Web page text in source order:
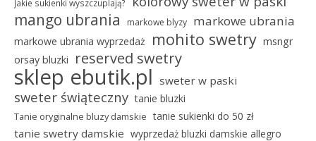
Jakie sukienki wyszczuplają?
mango ubrania markowe blyzy markowe ubrania
markowe ubrania wyprzedaż mohito swetry msngr
orsay bluzki
reserved swetry
sklep ebutik.pl sweter w paski
sweter świąteczny tanie bluzki
Tanie oryginalne bluzy damskie tanie sukienki do 50 zł
tanie swetry damskie wyprzedaż bluzki damskie allegro